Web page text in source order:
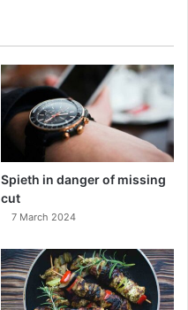
Spieth in danger of missing
cut
7 March 2024